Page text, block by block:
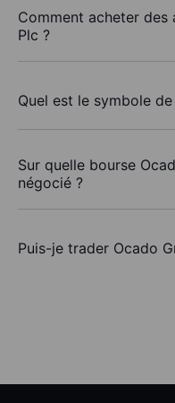
Comment acheter des
Plc ?
Quel est le symbole
Sur quelle bourse
négocié ?
Puis-je trader Ocado